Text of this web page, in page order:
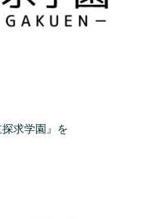
求学園』を